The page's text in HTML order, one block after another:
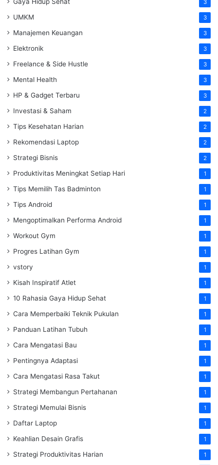
3
UMKM 3
Manajemen Keuangan 3
Elektronik 3
Freelance & Side Hustle 3
Mental Health 3
HP & Gadget Terbaru 3
Investasi & Saham 2
Tips Kesehatan Harian 2
Rekomendasi Laptop 2
Strategi Bisnis 2
Produktivitas Meningkat Setiap Hari 1
Tips Memilih Tas Badminton 1
Tips Android 1
Mengoptimalkan Performa Android 1
Workout Gym 1
Progres Latihan Gym 1
vstory 1
Kisah Inspiratif Atlet 1
10 Rahasia Gaya Hidup Sehat 1
Cara Memperbaiki Teknik Pukulan 1
Panduan Latihan Tubuh 1
Cara Mengatasi Bau 1
Pentingnya Adaptasi 1
Cara Mengatasi Rasa Takut 1
Strategi Membangun Pertahanan 1
Strategi Memulai Bisnis 1
Daftar Laptop 1
Keahlian Desain Grafis 1
Strategi Produktivitas Harian 1